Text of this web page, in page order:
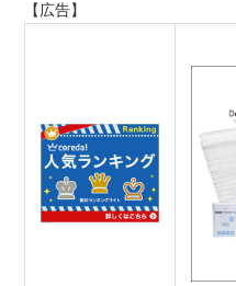
【広告】